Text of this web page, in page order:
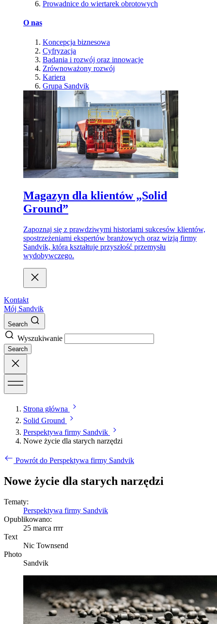
Prowadnice do wiertarek obrotowych
O nas
Koncepcja biznesowa
Cyfryzacja
Badania i rozwój oraz innowacje
Zrównoważony rozwój
Kariera
Grupa Sandvik
Magazyn dla klientów „Solid
Ground”
Zapoznaj się z prawdziwymi historiami sukcesów klientów,
spostrzeżeniami ekspertów branżowych oraz wizją firmy
Sandvik, która kształtuje przyszłość przemysłu
wydobywczego.
Kontakt
Mój Sandvik
Search
Wyszukiwanie
Search
Strona główna
Solid Ground
Perspektywa firmy Sandvik
Nowe życie dla starych narzędzi
Powrót do Perspektywa firmy Sandvik
Nowe życie dla starych narzędzi
Tematy:
Perspektywa firmy Sandvik
Opublikowano:
25 marca rrrr
Text
Nic Townsend
Photo
Sandvik